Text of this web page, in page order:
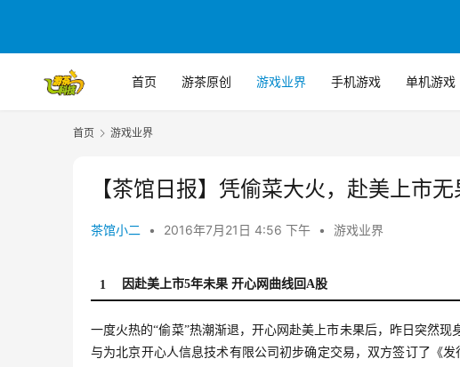
首页 游茶原创 游戏业界 手机游戏 单机游戏
首页 游戏业界
【茶馆日报】凭偷菜大火，赴美上市
茶馆小二 • 2016年7月21日 4:56 下午 • 游戏业界
1 因赴美上市5年未果 开心网曲线回A股
一度火热的“偷菜”热潮渐退，开心网赴美上市未果后，昨日突然现
与为北京开心人信息技术有限公司初步确定交易，双方签订了《